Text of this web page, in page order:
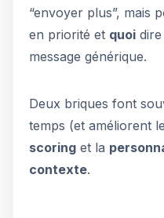
“envoyer plus”, mais
en priorité et quoi
message générique.
Deux briques font
temps (et améliorent
scoring et la
contexte.